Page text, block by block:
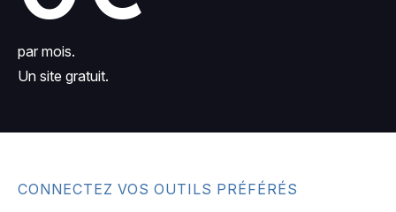
par mois.
Un site gratuit.
CONNECTEZ VOS OUTILS PRÉFÉRÉS